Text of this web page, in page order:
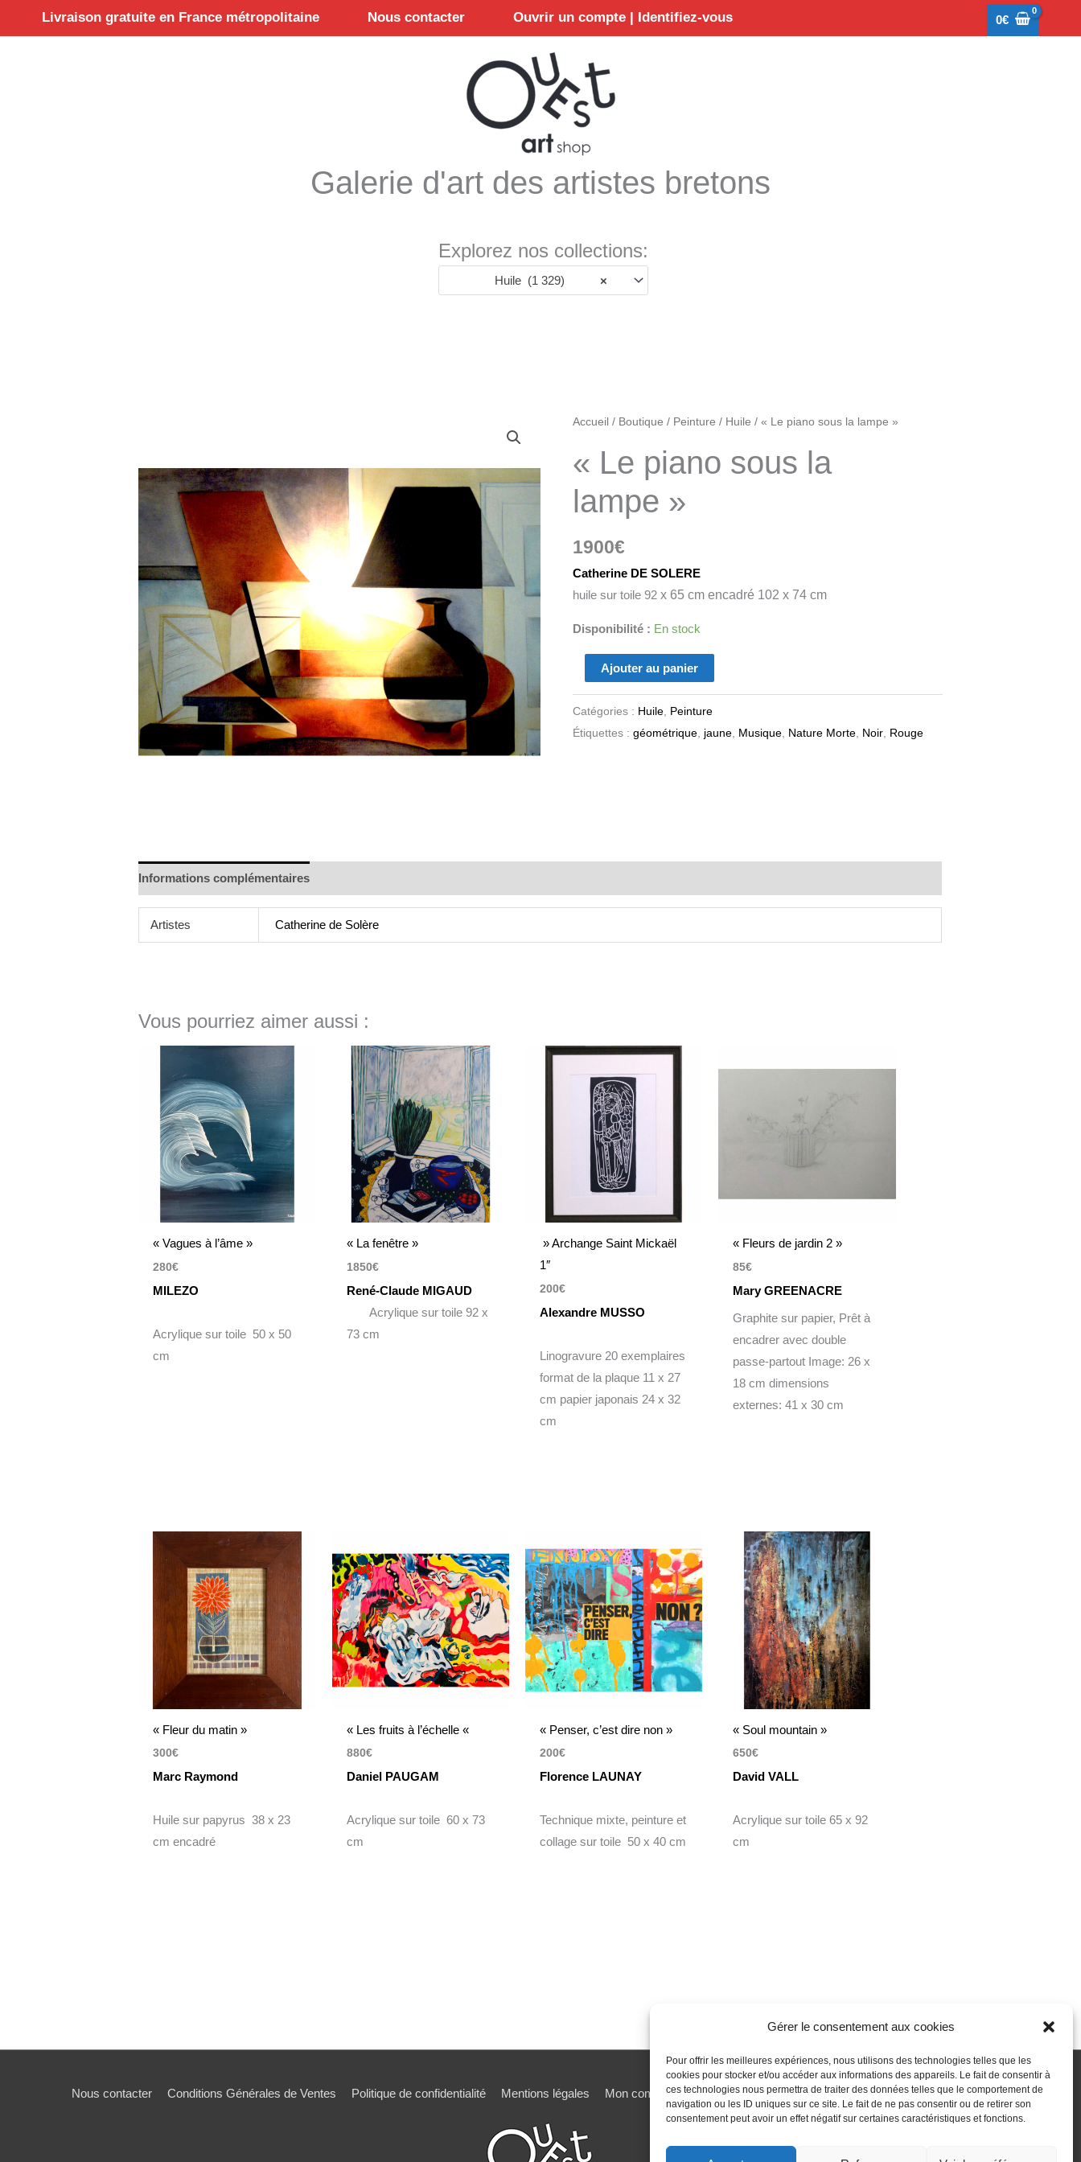
Gérer le consentement aux cookies
Pour offrir les meilleures expériences, nous utilisons des technologies telles que les
cookies pour stocker et/ou accéder aux informations des appareils. Le fait de consentir à
ces technologies nous permettra de traiter des données telles que le comportement de
navigation ou les ID uniques sur ce site. Le fait de ne pas consentir ou de retirer son
consentement peut avoir un effet négatif sur certaines caractéristiques et fonctions.
Livraison gratuite en France métropolitaine Nous contacter Ouvrir un compte | Identifiez-vous 0€
Galerie d'art des artistes bretons
Explorez nos collections:
×
Huile (1 329)
Accueil / Boutique / Peinture / Huile / « Le piano sous la lampe »
« Le piano sous la
lampe »
1900€
Catherine DE SOLERE
huile sur toile 92 x 65 cm encadré 102 x 74 cm
Disponibilité : En stock
quantité
"Le
piano
sous
lampe"
Ajouter au panier
Catégories : Huile
Peinture
Étiquettes : géométrique jaune Musique Nature Morte Noir Rouge
Informations complémentaires
Artistes Catherine de Solère
Vous pourriez aimer aussi :
« Vagues à l’âme »
280€
MILEZO
Acrylique sur toile 50 x 50
cm
« La fenêtre »
1850€
René-Claude MIGAUD
Acrylique sur toile 92 x
73 cm
» Archange Saint Mickaël
1″
200€
Alexandre MUSSO
Linogravure 20 exemplaires
format de la plaque 11 x 27
cm papier japonais 24 x 32
cm
« Fleurs de jardin 2 »
85€
Mary GREENACRE
Graphite sur papier, Prêt à
encadrer avec double
passe-partout Image: 26 x
18 cm dimensions
externes: 41 x 30 cm
« Fleur du matin »
300€
Marc Raymond
Huile sur papyrus 38 x 23
cm encadré
« Les fruits à l’échelle «
880€
Daniel PAUGAM
Acrylique sur toile 60 x 73
cm
« Penser, c’est dire non »
200€
Florence LAUNAY
Technique mixte, peinture et
collage sur toile 50 x 40 cm
« Soul mountain »
650€
David VALL
Acrylique sur toile 65 x 92
cm
Nous contacter Conditions Générales de Ventes Politique de confidentialité Mentions légales Mon compte Mot de passe perdu Newsletter Politique de cookies (UE)